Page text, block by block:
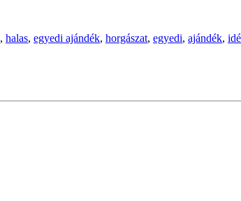
, halas, egyedi ajándék, horgászat, egyedi, ajándék,